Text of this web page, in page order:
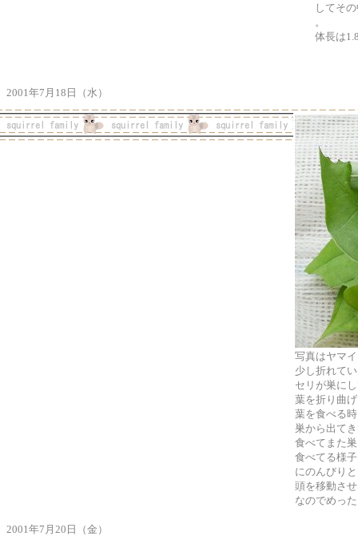
してそ
。
体長は
2001年7月18日（水）
写真はヤマ
少し折れて
セリが巣に
葉を折り曲
葉を食べる
巣から出て
食べてまた
食べてる様
にのんびり
頭を移動さ
なのでめっ
2001年7月20日（金）